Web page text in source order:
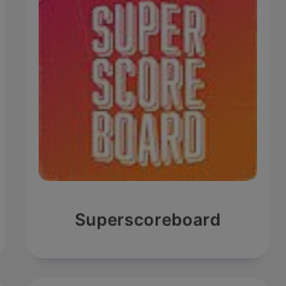
Superscoreboard